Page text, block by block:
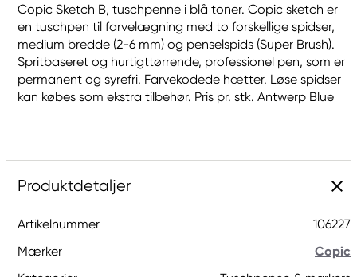
Copic Sketch B, tuschpenne i blå toner. Copic sketch er
en tuschpen til farvelægning med to forskellige spidser,
medium bredde (2-6 mm) og penselspids (Super Brush).
Spritbaseret og hurtigttørrende, professionel pen, som er
permanent og syrefri. Farvekodede hætter. Løse spidser
kan købes som ekstra tilbehør. Pris pr. stk. Antwerp Blue
Produktdetaljer
Artikelnummer
106227
Mærker
Copic